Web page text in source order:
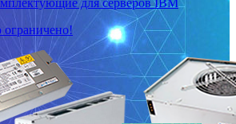
для серверов IBM
ограничено!